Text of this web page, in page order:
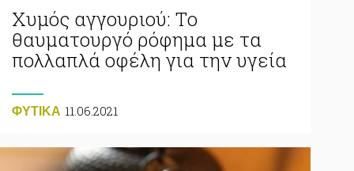
Χυμός αγγουριού: Tο
θαυματουργό ρόφημα με τα
πολλαπλά οφέλη για την υγεία
ΦΥΤΙΚA 11.06.2021